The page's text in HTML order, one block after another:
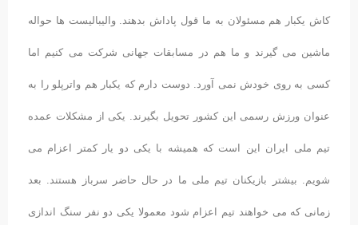
کاش یکبار هم مسئولان به ما قول پاداش بدهند. والیبالیست ها حواله
ماشین می گیرند و ما هم در مسابقات جهانی شرکت می کنیم اما
کسی به روی خودش نمی آورد. دوست دارم که یکبار هم واترپلو را به
عنوان ورزش رسمی این کشور تحویل بگیرند. یکی از مشکلات عمده
تیم ملی ایران این است که همیشه با یکی دو یار کمتر اعزام می
شویم. بیشتر بازیکنان تیم ملی ما در حال حاضر سرباز هستند. بعد
زمانی که می خواهند تیم اعزام شود معمولا یکی دو نفر سنگ اندازی